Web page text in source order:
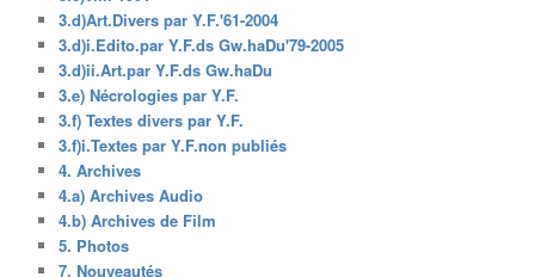
3.d)Art.Divers par Y.F.'61-2004
3.d)i.Edito.par Y.F.ds Gw.haDu'79-2005
3.d)ii.Art.par Y.F.ds Gw.haDu
3.e) Nécrologies par Y.F.
3.f) Textes divers par Y.F.
3.f)i.Textes par Y.F.non publiés
4. Archives
4.a) Archives Audio
4.b) Archives de Film
5. Photos
7. Nouveautés